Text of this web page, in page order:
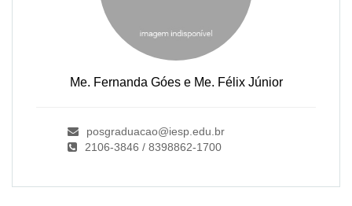
Me. Fernanda Góes e Me. Félix Júnior
posgraduacao@iesp.edu.br
2106-3846 / 8398862-1700